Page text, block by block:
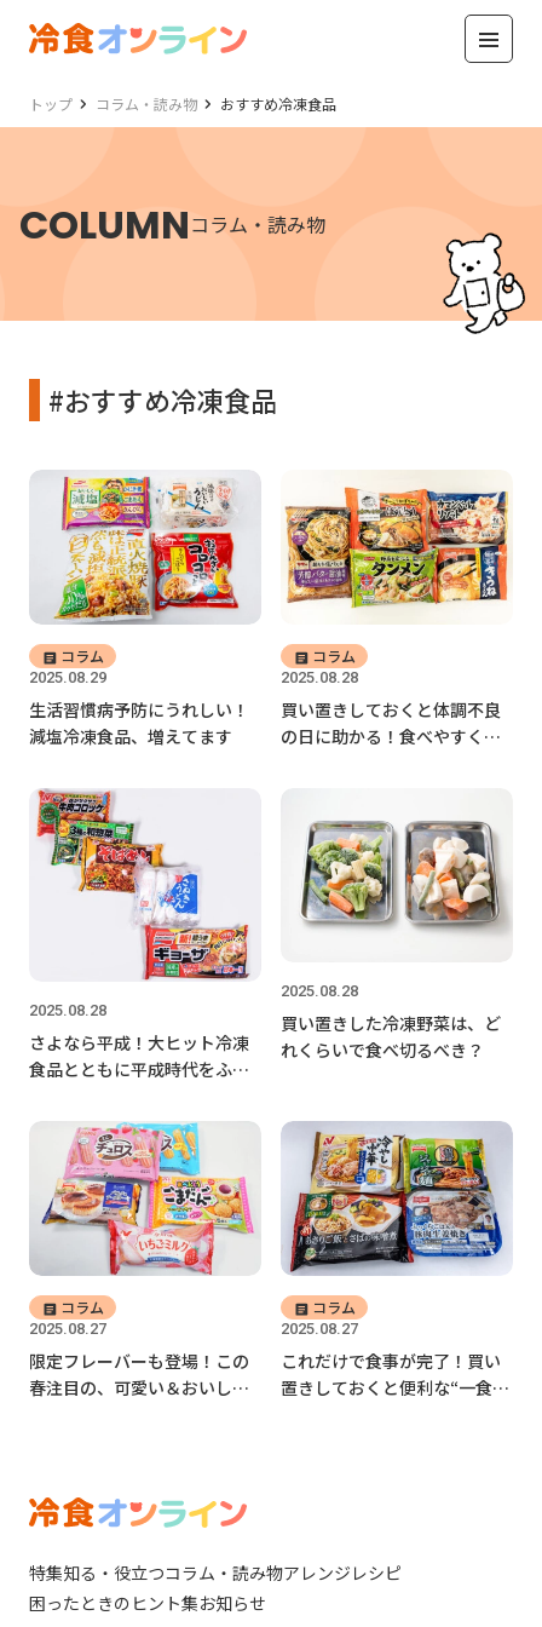
トップ コラム・読み物 おすすめ冷凍食品
COLUMNコラム・読み物
#おすすめ冷凍食品
2025.08.29
コラム
生活習慣病予防にうれしい！
減塩冷凍食品、増えてます
2025.08.28
コラム
買い置きしておくと体調不良
の日に助かる！食べやすく栄
2025.08.28
さよなら平成！大ヒット冷凍
食品とともに平成時代をふり
2025.08.28
買い置きした冷凍野菜は、ど
れくらいで食べ切るべき？
2025.08.27
コラム
限定フレーバーも登場！この
春注目の、可愛い＆おいしい
2025.08.27
コラム
これだけで食事が完了！買い
置きしておくと便利な“一食完
特集知る・役立つコラム・読み物アレンジレシピ
困ったときのヒント集お知らせ